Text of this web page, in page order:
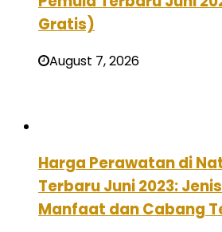
Gratis)
August 7, 2026
Harga Perawatan di
Terbaru Juni 2023:
Manfaat dan Cabang